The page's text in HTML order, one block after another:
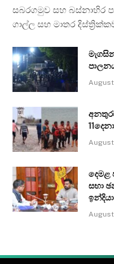
සබරගමුව සහ බස්නාහිර
ගාල්ල සහ මාතර
දෙමළ
සභා